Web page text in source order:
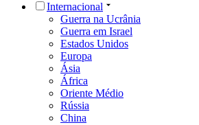
Internacional
Guerra na Ucrânia
Guerra em Israel
Estados Unidos
Europa
Ásia
África
Oriente Médio
Rússia
China